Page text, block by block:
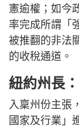
憲逾權；如今
率完成所謂「
被推翻的非法
的收稅通道。
紐約州長
入稟州份主張
國家及行業」